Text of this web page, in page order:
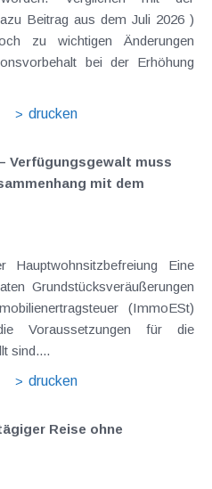
Beitrag aus dem Juli 2026 )
zu wichtigen Änderungen
drucken
Verfügungsgewalt muss
mit dem
Eine
Grundstücksveräußerungen
(ImmoESt)
Voraussetzungen für die
sind....
drucken
Reise ohne